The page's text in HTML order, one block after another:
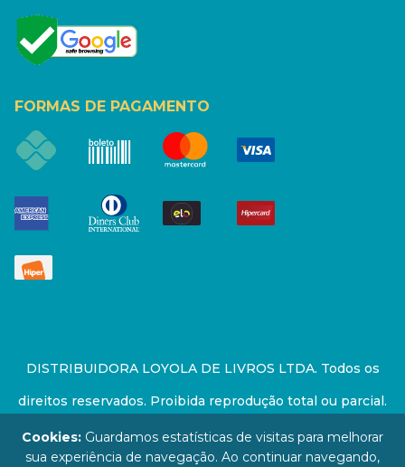
FORMAS DE PAGAMENTO
DISTRIBUIDORA LOYOLA DE LIVROS LTDA. Todos os
direitos reservados. Proibida reprodução total ou parcial.
Preços e estoque sujeito a alterações sem aviso prévio.
Cookies: Guardamos estatísticas de visitas para melhorar
sua experiência de navegação. Ao continuar navegando,